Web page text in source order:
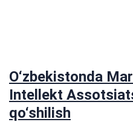
O‘zbekistonda
Intellekt
qo‘shilish